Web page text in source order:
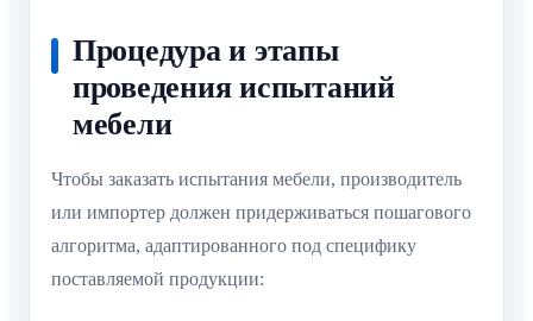
Процедура и этапы
проведения испытаний
мебели
Чтобы заказать испытания мебели, производитель
или импортер должен придерживаться пошагового
алгоритма, адаптированного под специфику
поставляемой продукции: